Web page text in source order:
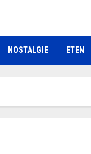
NOSTALGIE ETEN